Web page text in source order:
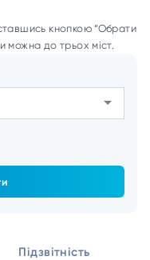
кнопкою “Обрати
можна до трьох міст.
Підзвітність